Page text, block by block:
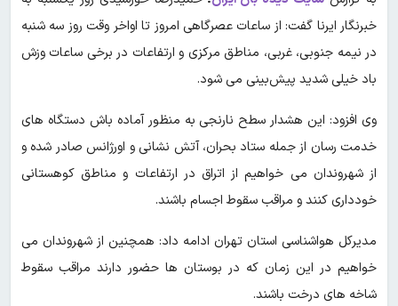
خبرنگار ایرنا گفت: از ساعات عصرگاهی امروز تا اواخر وقت روز سه شنبه
در نیمه جنوبی، غربی، مناطق مرکزی و ارتفاعات در برخی ساعات وزش
باد خیلی شدید پیش‌بینی می‌ شود.
وی افزود: این هشدار سطح نارنجی به منظور آماده باش دستگاه های
خدمت رسان از جمله ستاد بحران، آتش نشانی و اورژانس صادر شده و
از شهروندان می خواهیم از اتراق در ارتفاعات و مناطق کوهستانی
خودداری کنند و مراقب سقوط اجسام باشند.
مدیرکل هواشناسی استان تهران ادامه داد: همچنین از شهروندان می
خواهیم در این زمان که در بوستان ها حضور دارند مراقب سقوط
شاخه های درخت باشند.